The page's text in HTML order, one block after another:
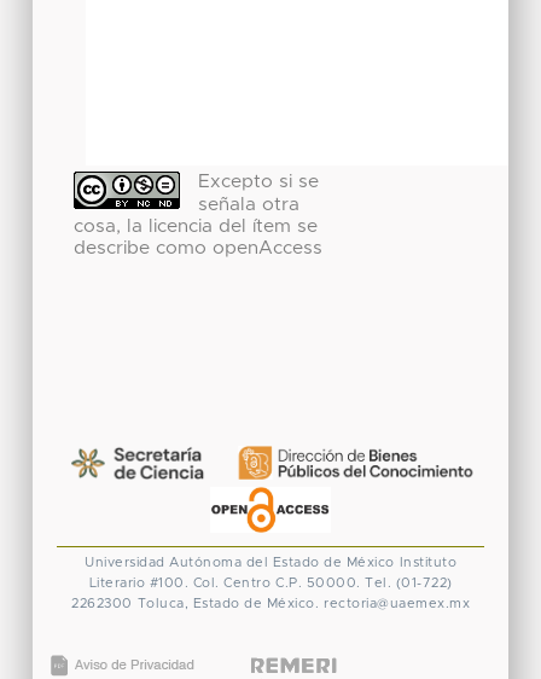
Excepto si se
señala otra
cosa, la licencia del ítem se
describe como openAccess
Universidad Autónoma del Estado de México
Instituto
Literario #100. Col. Centro C.P. 50000. Tel. (01-722)
2262300 Toluca, Estado de México. rectoria@uaemex.mx